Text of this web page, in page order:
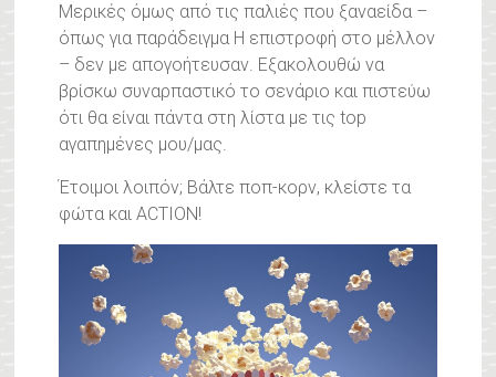
Μερικές όμως από τις παλιές που ξαναείδα –
όπως για παράδειγμα Η επιστροφή στο μέλλον
– δεν με απογοήτευσαν. Εξακολουθώ να
βρίσκω συναρπαστικό το σενάριο και πιστεύω
ότι θα είναι πάντα στη λίστα με τις top
αγαπημένες μου/μας.
Έτοιμοι λοιπόν; Βάλτε ποπ-κορν, κλείστε τα
φώτα και ACTION!